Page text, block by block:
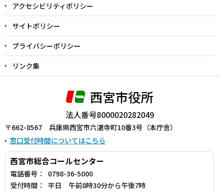
アクセシビリティポリシー
サイトポリシー
プライバシーポリシー
リンク集
西宮市役所
法人番号8000020282049
〒662-8567 兵庫県西宮市六湛寺町10番3号（本庁舎）
窓口受付時間についてはこちら
西宮市総合コールセンター
電話番号：
0798-36-5000
受付時間：
平日 午前8時30分から午後7時